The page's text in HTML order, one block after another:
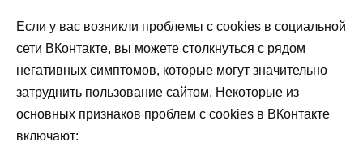
Если у вас возникли проблемы с cookies в социальной
сети ВКонтакте, вы можете столкнуться с рядом
негативных симптомов, которые могут значительно
затруднить пользование сайтом. Некоторые из
основных признаков проблем с cookies в ВКонтакте
включают: